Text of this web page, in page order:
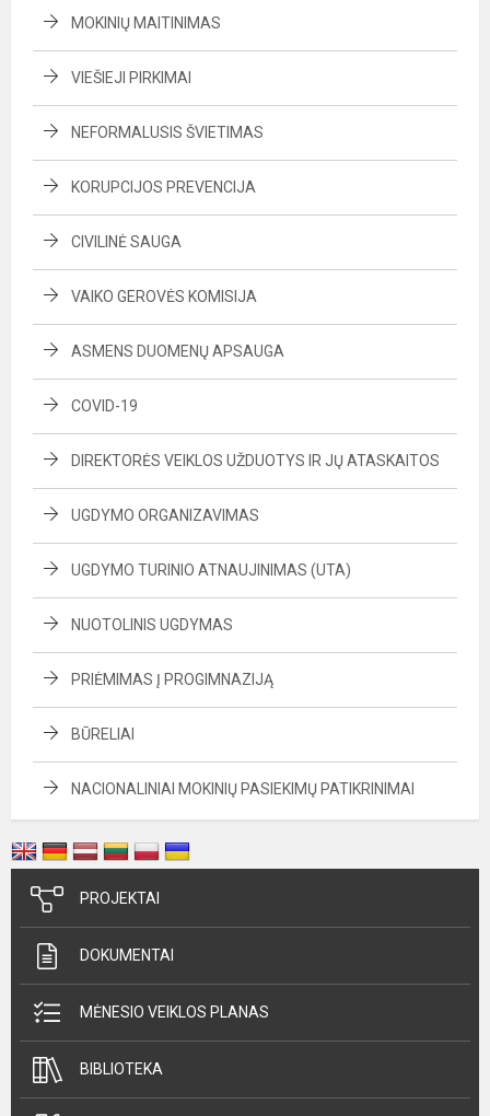
MOKINIŲ MAITINIMAS
VIEŠIEJI PIRKIMAI
NEFORMALUSIS ŠVIETIMAS
KORUPCIJOS PREVENCIJA
CIVILINĖ SAUGA
VAIKO GEROVĖS KOMISIJA
ASMENS DUOMENŲ APSAUGA
COVID-19
DIREKTORĖS VEIKLOS UŽDUOTYS IR JŲ ATASKAITOS
UGDYMO ORGANIZAVIMAS
UGDYMO TURINIO ATNAUJINIMAS (UTA)
NUOTOLINIS UGDYMAS
PRIĖMIMAS Į PROGIMNAZIJĄ
BŪRELIAI
NACIONALINIAI MOKINIŲ PASIEKIMŲ PATIKRINIMAI
PROJEKTAI
DOKUMENTAI
MĖNESIO VEIKLOS PLANAS
BIBLIOTEKA